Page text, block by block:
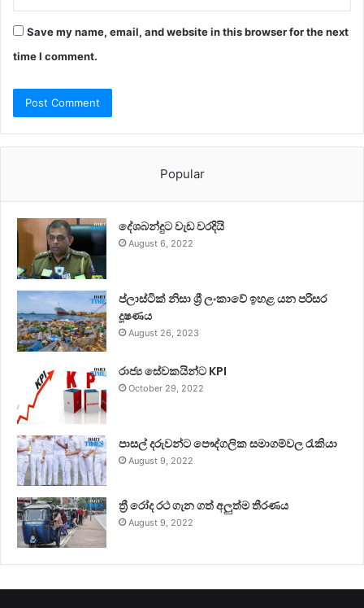
Save my name, email, and website in this browser for the next
time I comment.
Popular
දේශබන්දුට වැඩ වරදියි
August 6, 2022
ප්ලාස්ටික් නිසා ශ්‍රී ලංකාවේ ඉහළ යන පරිසර
දූෂණය
August 26, 2023
රාජ්‍ය සේවකයින්ට KPI
October 29, 2022
පාසල් දරුවන්ට පෞද්ගලික සමාගම්වල රැකියා
August 9, 2022
ත්‍රී රෝද රථ ගැන ගත් අලුත්ම තීරණය
August 9, 2022